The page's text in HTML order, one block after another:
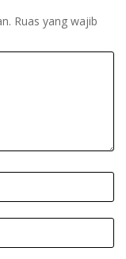
Ruas yang wajib